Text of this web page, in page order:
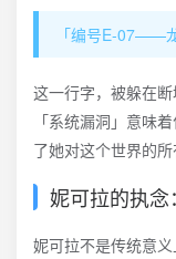
「编号E-07——
这一行字，被躲在
「系统漏洞」意味
了她对这个世界的所
妮可拉的执念
妮可拉不是传统意